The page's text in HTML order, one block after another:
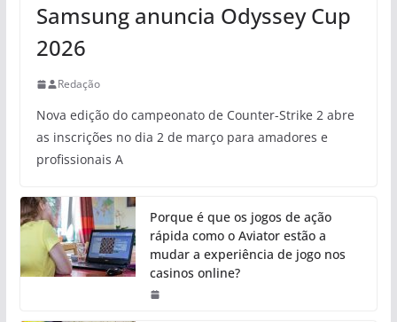
Samsung anuncia Odyssey Cup
2026
Redação
Nova edição do campeonato de Counter-Strike 2 abre
as inscrições no dia 2 de março para amadores e
profissionais A
Porque é que os jogos de ação
rápida como o Aviator estão a
mudar a experiência de jogo nos
casinos online?